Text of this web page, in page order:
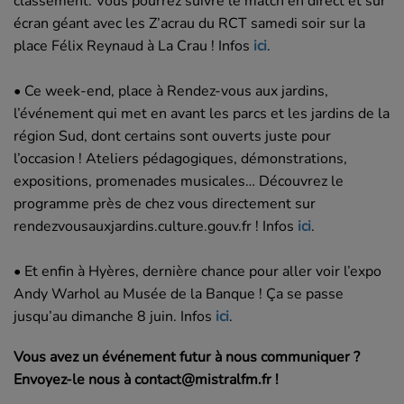
écran géant avec les Z’acrau du RCT samedi soir sur la
place Félix Reynaud à La Crau ! Infos ici.
• Ce week-end, place à Rendez-vous aux jardins,
l’événement qui met en avant les parcs et les jardins de la
région Sud, dont certains sont ouverts juste pour
l’occasion ! Ateliers pédagogiques, démonstrations,
expositions, promenades musicales… Découvrez le
programme près de chez vous directement sur
rendezvousauxjardins.culture.gouv.fr ! Infos ici.
• Et enfin à Hyères, dernière chance pour aller voir l’expo
Andy Warhol au Musée de la Banque ! Ça se passe
jusqu’au dimanche 8 juin. Infos ici.
Vous avez un événement futur à nous communiquer ?
Envoyez-le nous à contact@mistralfm.fr !